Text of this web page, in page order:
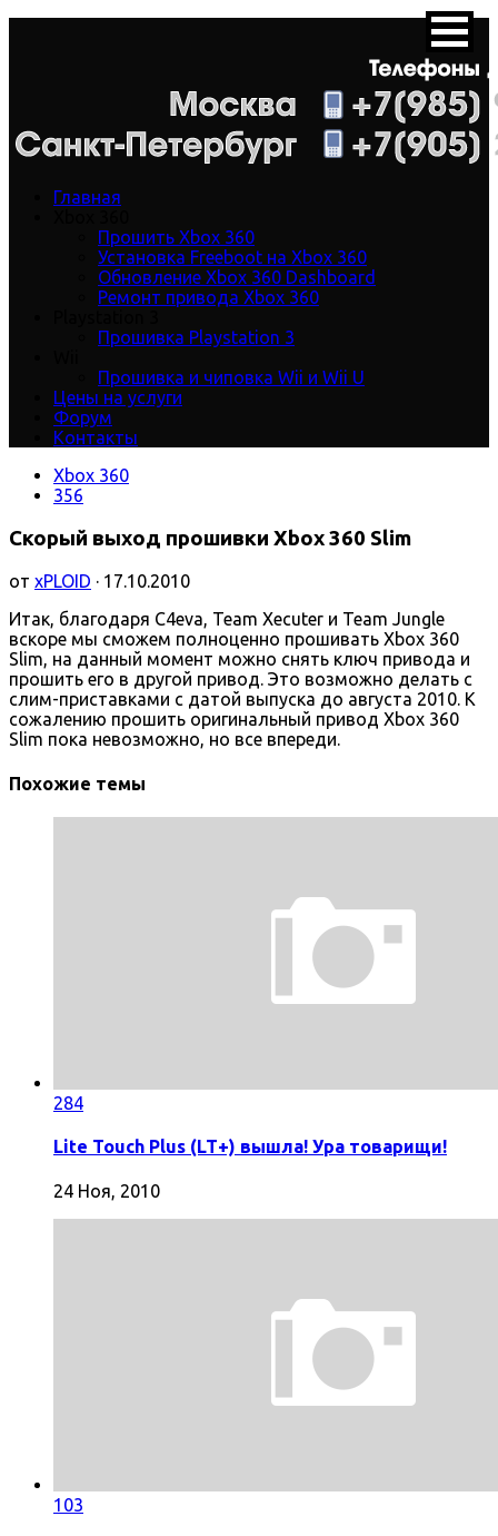
Главная
Прошить Xbox 360
Установка Freeboot на Xbox 360
Обновление Xbox 360 Dashboard
Ремонт привода Xbox 360
Прошивка Playstation 3
Прошивка и чиповка Wii и Wii U
Цены на услуги
Форум
Контакты
Xbox 360
356
Скорый выход прошивки Xbox 360 Slim
от xPLOID · 17.10.2010
Итак, благодаря C4eva, Team Xecuter и Team Jungle
вскоре мы сможем полноценно прошивать Xbox 360
Slim, на данный момент можно снять ключ привода и
прошить его в другой привод. Это возможно делать с
слим-приставками с датой выпуска до августа 2010. К
сожалению прошить оригинальный привод Xbox 360
Slim пока невозможно, но все впереди.
Похожие темы
284
Lite Touch Plus (LT+) вышла! Ура товарищи!
24 Ноя, 2010
103